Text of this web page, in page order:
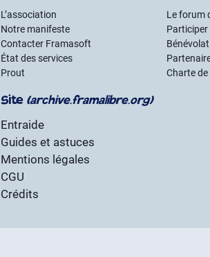
L’association
Notre manifeste
Contacter Framasoft
État des services
Prout
Le forum
Participer
Charte
Site (archive.framalibre.org)
Entraide
Guides et astuces
Mentions légales
CGU
Crédits